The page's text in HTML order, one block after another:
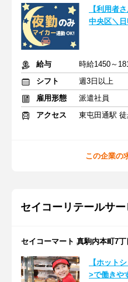
【利用者
中央区＼
給与
時給1450～
シフト
週3日以上
雇用形態
派遣社員
アクセス
東屯田通駅
この企業の
セイコーリテールサ
セイコーマート 真駒内本町7丁
【ホット
>で働きや